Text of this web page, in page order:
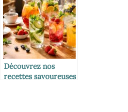
Découvrez nos
recettes savoureuses